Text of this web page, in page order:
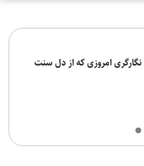
امروزی که از دل سنت